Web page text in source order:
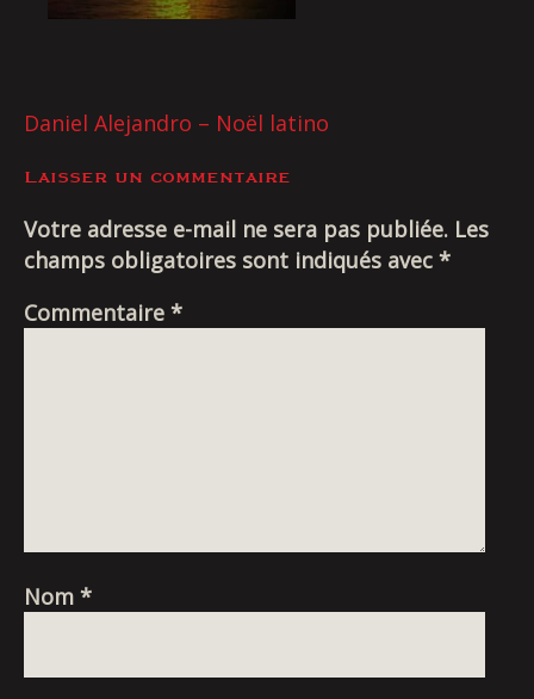
Livraison
NAVIGATION
DE
L’ARTICLE
Daniel Alejandro – Noël latino
Laisser un commentaire
Votre adresse e-mail ne sera pas publiée. Les
champs obligatoires sont indiqués avec *
Commentaire *
Nom *